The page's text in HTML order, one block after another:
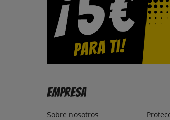
Empresa
Sobre nosotros